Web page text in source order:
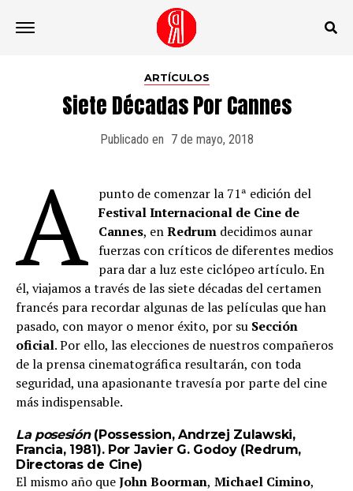
ARTÍCULOS
Siete Décadas Por Cannes
Publicado en 7 de mayo, 2018
A
punto de comenzar la 71ª edición del
Festival Internacional de Cine de
Cannes, enRedrum decidimos aunar
fuerzas con críticos de diferentes medios
para dar a luz este ciclópeo artículo. En
él, viajamos a través de las siete décadas del certamen
francés para recordar algunas de las películas que han
pasado, con mayor o menor éxito, por su Sección
oficial. Por ello, las elecciones de nuestros compañeros
de la prensa cinematográfica resultarán, con toda
seguridad, una apasionante travesía por parte del cine
más indispensable.
La posesión(Possession, Andrzej Zulawski,
Francia, 1981). Por Javier G. Godoy (Redrum,
Directoras de Cine)
El mismo año queJohn Boorman, Michael Cimino,
Ir a la versión móvil